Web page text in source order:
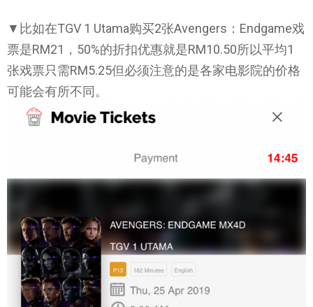
▼比如在TGV 1 Utama购买2张Avengers：Endgame戏
票是RM21，50%的折扣优惠就是RM10.50所以平均1
张戏票只需RM5.25但必须注意的是各家电影院的价格
可能会有所不同。